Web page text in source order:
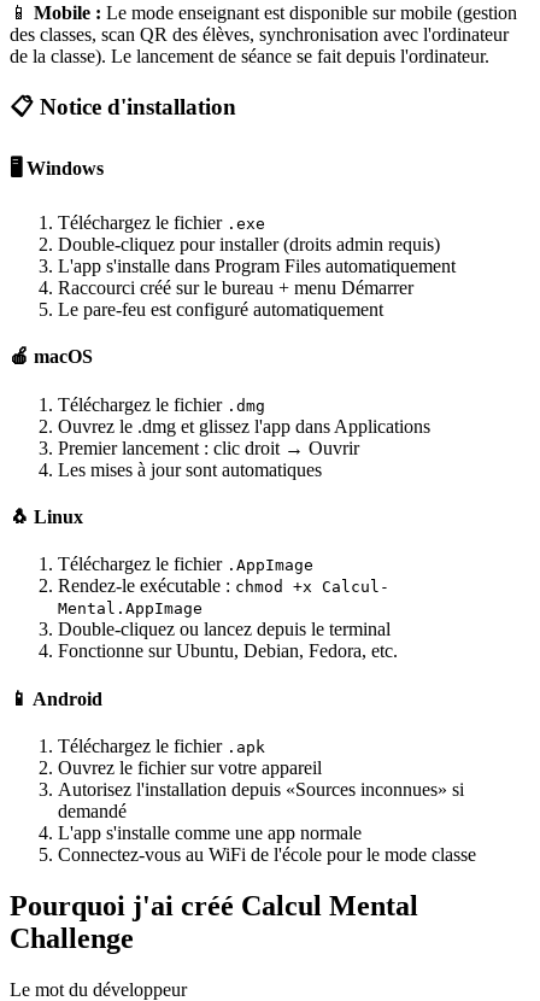
📱 Mobile : Le mode enseignant est disponible sur mobile (gestion
des classes, scan QR des élèves, synchronisation avec l'ordinateur
de la classe). Le lancement de séance se fait depuis l'ordinateur.
📋 Notice d'installation
🖥️ Windows
Téléchargez le fichier .exe
Double-cliquez pour installer (droits admin requis)
L'app s'installe dans Program Files automatiquement
Raccourci créé sur le bureau + menu Démarrer
Le pare-feu est configuré automatiquement
🍎 macOS
Téléchargez le fichier .dmg
Ouvrez le .dmg et glissez l'app dans Applications
Premier lancement : clic droit → Ouvrir
Les mises à jour sont automatiques
🐧 Linux
Téléchargez le fichier .AppImage
Rendez-le exécutable : chmod +x Calcul-
Mental.AppImage
Double-cliquez ou lancez depuis le terminal
Fonctionne sur Ubuntu, Debian, Fedora, etc.
📱 Android
Téléchargez le fichier .apk
Ouvrez le fichier sur votre appareil
Autorisez l'installation depuis «Sources inconnues» si
demandé
L'app s'installe comme une app normale
Connectez-vous au WiFi de l'école pour le mode classe
Pourquoi j'ai créé Calcul Mental
Challenge
Le mot du développeur